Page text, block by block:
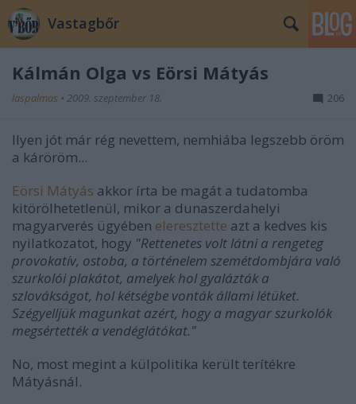
Vastagbőr
Kálmán Olga vs Eörsi Mátyás
laspalmas • 2009. szeptember 18. 206
Ilyen jót már rég nevettem, nemhiába legszebb öröm
a káröröm...
Eörsi Mátyás akkor írta be magát a tudatomba
kitörölhetetlenül, mikor a dunaszerdahelyi
magyarverés ügyében eleresztette azt a kedves kis
nyilatkozatot, hogy "Rettenetes volt látni a rengeteg
provokatív, ostoba, a történelem szemétdombjára való
szurkolói plakátot, amelyek hol gyalázták a
szlovákságot, hol kétségbe vonták állami létüket.
Szégyelljük magunkat azért, hogy a magyar szurkolók
megsértették a vendéglátókat."
No, most megint a külpolitika került terítékre
Mátyásnál.